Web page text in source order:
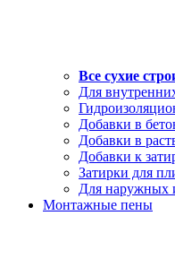
Все сухие
Для
Добавки в
Добавки в
Добавки к
Затирки для
Для наружных
Монтажные пены